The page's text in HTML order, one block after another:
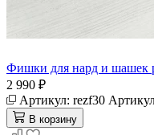
Фишки для нард и шашек
2 990 ₽
Артикул: rezf30
В корзину